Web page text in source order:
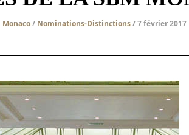
Monaco/ Nominations-Distinctions/ 7 février 2017